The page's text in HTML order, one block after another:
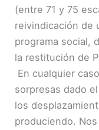
(entre 71 y 75
reivindicación de
programa social,
la restitución de
En cualquier
sorpresas dado
los
produciendo.